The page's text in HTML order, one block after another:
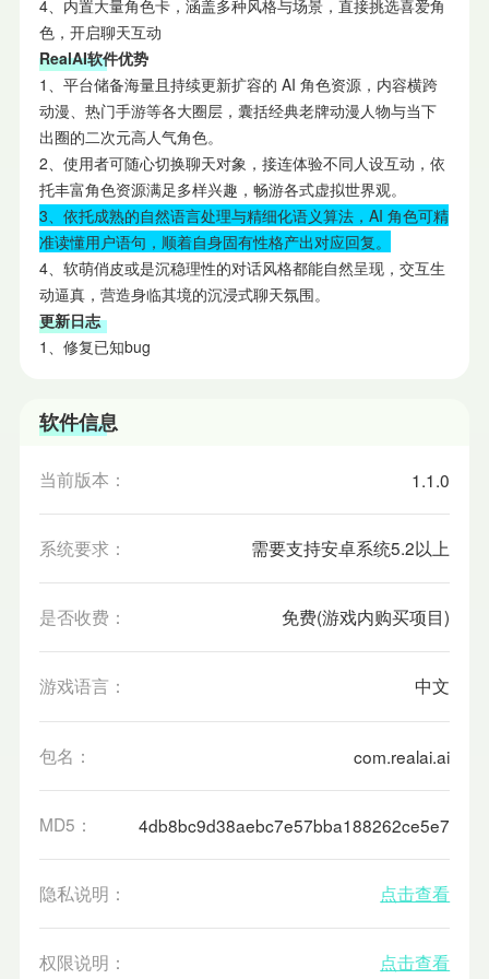
4、内置大量角色卡，涵盖多种风格与场景，直接挑选喜爱角
色，开启聊天互动
RealAI软件优势
1、平台储备海量且持续更新扩容的 AI 角色资源，内容横跨
动漫、热门手游等各大圈层，囊括经典老牌动漫人物与当下
出圈的二次元高人气角色。
2、使用者可随心切换聊天对象，接连体验不同人设互动，依
托丰富角色资源满足多样兴趣，畅游各式虚拟世界观。
3、依托成熟的自然语言处理与精细化语义算法，AI 角色可精
准读懂用户语句，顺着自身固有性格产出对应回复。
4、软萌俏皮或是沉稳理性的对话风格都能自然呈现，交互生
动逼真，营造身临其境的沉浸式聊天氛围。
更新日志
1、修复已知bug
软件信息
当前版本： 1.1.0
系统要求： 需要支持安卓系统5.2以上
是否收费： 免费(游戏内购买项目)
游戏语言： 中文
包名： com.realai.ai
MD5： 4db8bc9d38aebc7e57bba188262ce5e7
隐私说明： 点击查看
权限说明： 点击查看